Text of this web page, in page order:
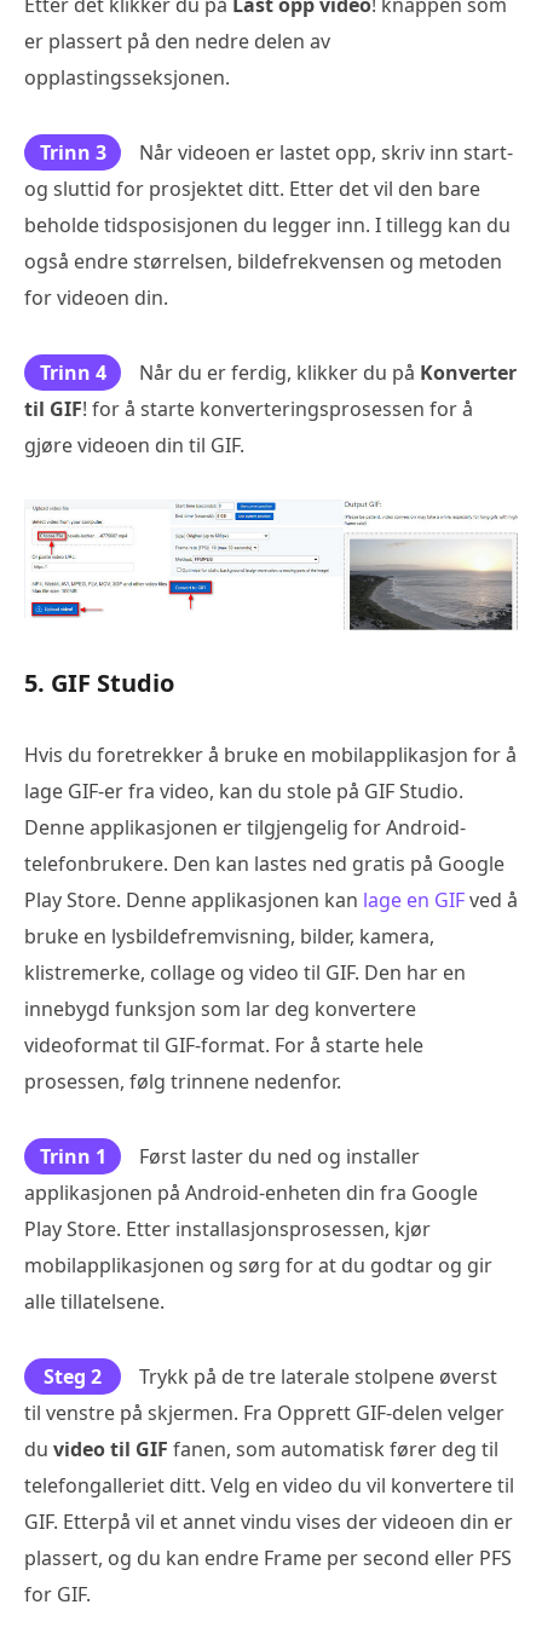
er plassert på den nedre delen av
opplastingsseksjonen.
Trinn 3
Når videoen er lastet opp, skriv inn start-
og sluttid for prosjektet ditt. Etter det vil den bare
beholde tidsposisjonen du legger inn. I tillegg kan du
også endre størrelsen, bildefrekvensen og metoden
for videoen din.
Trinn 4 Når du er ferdig, klikker du på Konverter
til GIF! for å starte konverteringsprosessen for å
gjøre videoen din til GIF.
5. GIF Studio
Hvis du foretrekker å bruke en mobilapplikasjon for å
lage GIF-er fra video, kan du stole på GIF Studio.
Denne applikasjonen er tilgjengelig for Android-
telefonbrukere. Den kan lastes ned gratis på Google
Play Store. Denne applikasjonen kan lage en GIFved å
bruke en lysbildefremvisning, bilder, kamera,
klistremerke, collage og video til GIF. Den har en
innebygd funksjon som lar deg konvertere
videoformat til GIF-format. For å starte hele
prosessen, følg trinnene nedenfor.
Trinn 1
Først laster du ned og installer
applikasjonen på Android-enheten din fra Google
Play Store. Etter installasjonsprosessen, kjør
mobilapplikasjonen og sørg for at du godtar og gir
alle tillatelsene.
Steg 2
Trykk på de tre laterale stolpene øverst
til venstre på skjermen. Fra Opprett GIF-delen velger
du video til GIF fanen, som automatisk fører deg til
telefongalleriet ditt. Velg en video du vil konvertere til
GIF. Etterpå vil et annet vindu vises der videoen din er
plassert, og du kan endre Frame per second eller PFS
for GIF.